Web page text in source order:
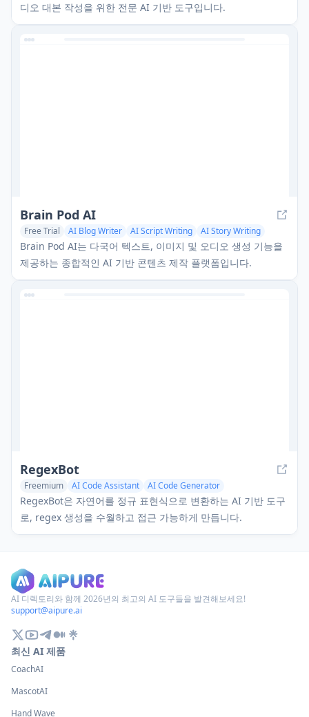
디오 대본 작성을 위한 전문 AI 기반 도구입니다.
Brain Pod AI
Free Trial AI Blog Writer AI Script Writing AI Story Writing
Brain Pod AI는 다국어 텍스트, 이미지 및 오디오 생성 기능을
제공하는 종합적인 AI 기반 콘텐츠 제작 플랫폼입니다.
RegexBot
Freemium AI Code Assistant
AI Code Generator
AI Script Writing
RegexBot은 자연어를 정규 표현식으로 변환하는 AI 기반 도구
로, regex 생성을 수월하고 접근 가능하게 만듭니다.
AI 디렉토리와 함께 2026년의 최고의 AI 도구들을 발견해보세요!
support@aipure.ai
최신 AI 제품
CoachAI
MascotAI
Hand Wave